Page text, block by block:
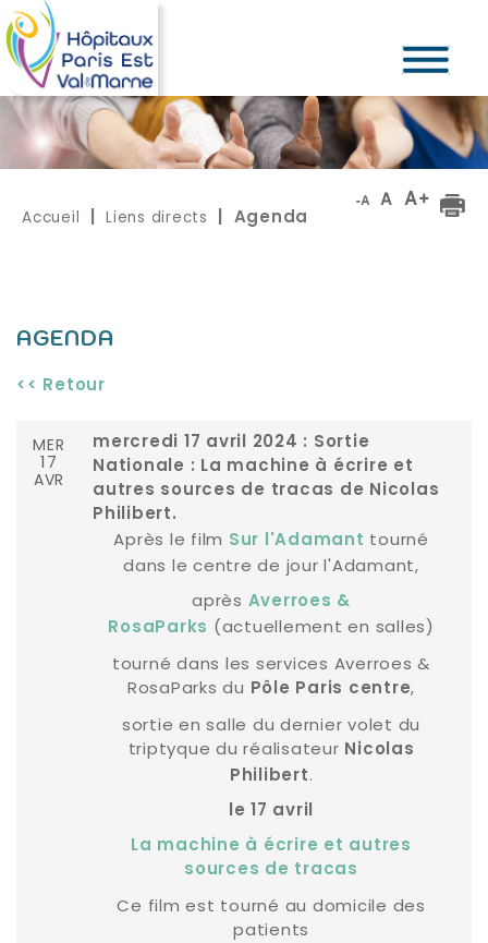
Accueil Liens directs | Agenda
AGENDA
<< Retour
MER
17
AVR
mercredi 17 avril 2024 : Sortie
Nationale : La machine à écrire et
autres sources de tracas de Nicolas
Philibert.
Après le film Sur l'Adamant tourné
dans le centre de jour l'Adamant,
après Averroes &
RosaParks (actuellement en salles)
tourné dans les services Averroes &
RosaParks du Pôle Paris centre,
sortie en salle du dernier volet du
triptyque du réalisateur Nicolas
Philibert .
le 17 avril
La machine à écrire et autres
sources de tracas
Ce film est tourné au domicile des
patients